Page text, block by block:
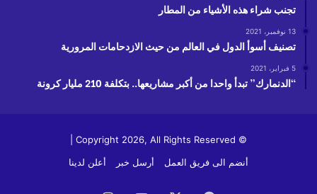
تجنب شراء هذه الأشياء من المطار
13 نوفمبر، 2021
تصنيف أسوأ الدول في العالم من حيث الازدحامات المرورية
5 فبراير، 2021
“الدنمارك” تبدأ واحدا من أكبر مشاريعها.. بتكلفة 210 مليار كرونة
© Copyright 2026, All Rights Reserved |
أنضم الى فريق العمل
أرسل خبر أعلن لدينا